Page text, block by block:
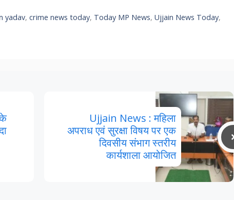
yadav,crime news today, Today MP News,Ujjain News Today,
Ujjain News : महिला
अपराध एवं सुरक्षा विषय पर एक
दिवसीय संभाग स्तरीय
कार्यशाला आयोजित